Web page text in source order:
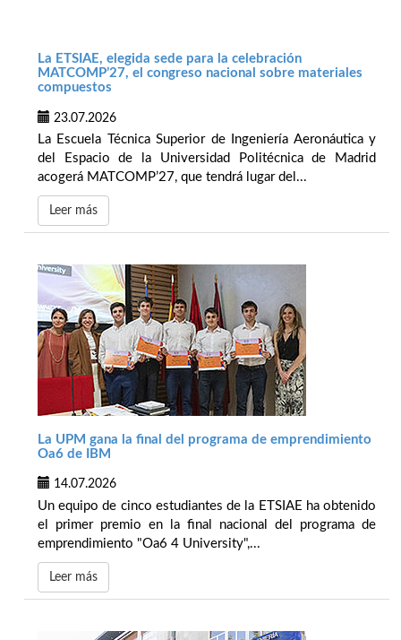
La ETSIAE, elegida sede para la celebración
MATCOMP’27, el congreso nacional sobre materiales
compuestos
23.07.2026
La Escuela Técnica Superior de Ingeniería Aeronáutica y
del Espacio de la Universidad Politécnica de Madrid
acogerá MATCOMP’27, que tendrá lugar del...
Leer más
La UPM gana la final del programa de emprendimiento
Oa6 de IBM
14.07.2026
Un equipo de cinco estudiantes de la ETSIAE ha obtenido
el primer premio en la final nacional del programa de
emprendimiento "Oa6 4 University",...
Leer más